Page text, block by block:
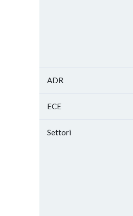
ADR
ECE
Settori